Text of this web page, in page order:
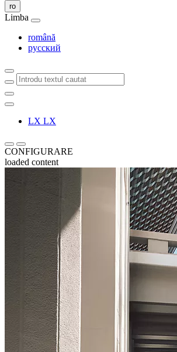
ro
Limba
Close language menu
română
русский
Click to search
Notification bell
LX LX
Scroll stanga
Scroll dreapta
CONFIGURARE
loaded content